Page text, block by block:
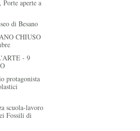
aperte a
di Besano
CHIUSO
- 9
protagonista
scuola-lavoro
Fossili di